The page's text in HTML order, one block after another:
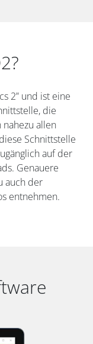
2” und ist eine
die
nahezu allen
Schnittstelle
auf der
Genauere
auch der
entnehmen.